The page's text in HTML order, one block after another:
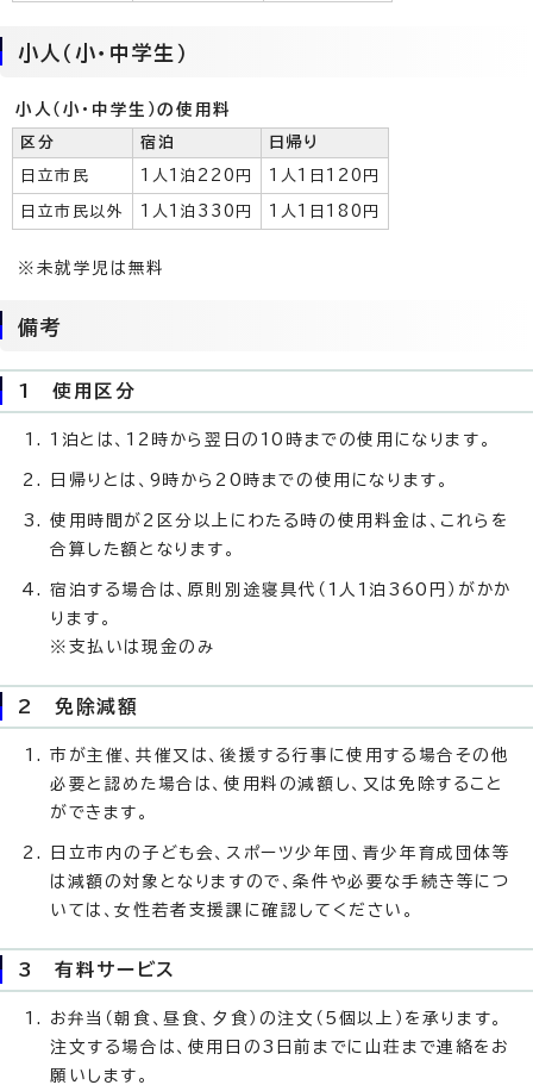
小人（小・中学生）
小人（小・中学生）の使用料
区分 宿泊 日帰り
日立市民 1人1泊220円 1人1日120円
日立市民以外 1人1泊330円 1人1日180円
※未就学児は無料
備考
1 使用区分
1泊とは、12時から翌日の10時までの使用になります。
日帰りとは、9時から20時までの使用になります。
使用時間が2区分以上にわたる時の使用料金は、これらを
合算した額となります。
宿泊する場合は、原則別途寝具代（1人1泊360円）がかか
ります。
※支払いは現金のみ
2 免除減額
市が主催、共催又は、後援する行事に使用する場合その他
必要と認めた場合は、使用料の減額し、又は免除すること
ができます。
日立市内の子ども会、スポーツ少年団、青少年育成団体等
は減額の対象となりますので、条件や必要な手続き等につ
いては、女性若者支援課に確認してください。
3 有料サービス
お弁当（朝食、昼食、夕食）の注文（5個以上）を承ります。
注文する場合は、使用日の3日前までに山荘まで連絡をお
願いします。